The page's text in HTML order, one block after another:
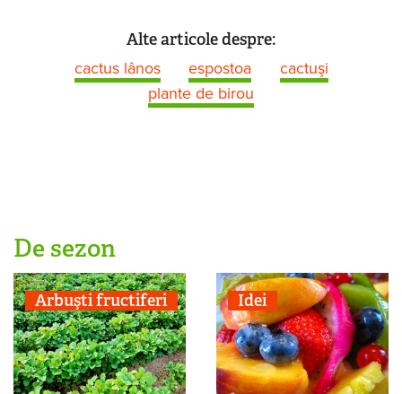
Alte articole despre:
cactus lânos espostoa
cactuşi
plante de birou
De sezon
Arbuşti fructiferi Idei